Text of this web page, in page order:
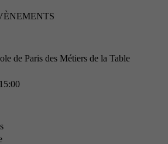
de Paris des Métiers de la Table